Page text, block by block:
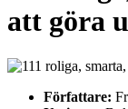
att göra
Författare: